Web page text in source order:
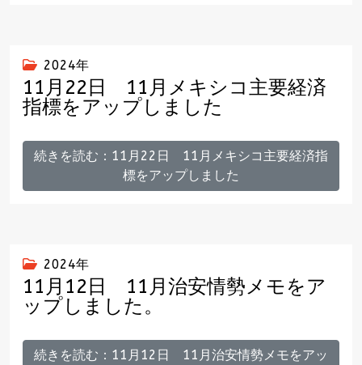
2024年
11月22日 11月メキシコ主要経済
指標をアップしました
続きを読む：11月22日 11月メキシコ主要経済指
標をアップしました
2024年
11月12日 11月治安情勢メモをア
ップしました。
続きを読む：11月12日 11月治安情勢メモをアッ